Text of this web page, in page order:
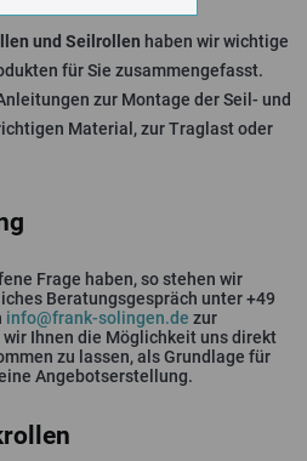
und Seilrollen haben wir wichtige
für Sie zusammengefasst.
zur Montage der Seil- und
Material, zur Traglast oder
Frage haben, so stehen wir
Beratungsgespräch unter +49
info@frank-solingen.de zur
Ihnen die Möglichkeit uns direkt
zu lassen, als Grundlage für
Angebotserstellung.